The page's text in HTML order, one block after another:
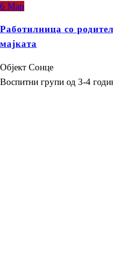
6 Мар
Работилница со
мајката
Објект Сонце
Воспитни групи од 3-4